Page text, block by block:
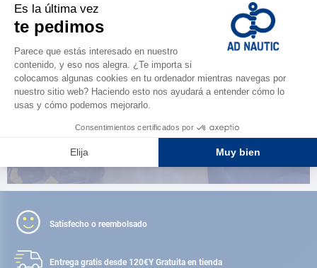
CERCA DE TI
150 tiendas en el mundo,
la fuerza de una red
ENCUENTRA UNA TIENDA
Satisfecho o reembolsado
Entrega gratis desde 120€Y Gratuita en tienda